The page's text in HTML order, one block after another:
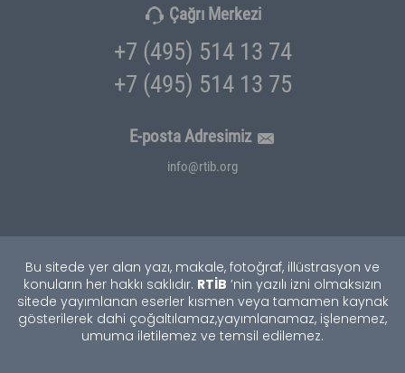
Çağrı Merkezi
+7 (495) 514 13 74
+7 (495) 514 13 75
E-posta Adresimiz
info@rtib.org
Bu sitede yer alan yazı, makale, fotoğraf, illüstrasyon ve
konuların her hakkı saklıdır. RTİB ’nin yazılı izni olmaksızın
sitede yayımlanan eserler kısmen veya tamamen kaynak
gösterilerek dahi çoğaltılamaz,yayımlanamaz, işlenemez,
umuma iletilemez ve temsil edilemez.